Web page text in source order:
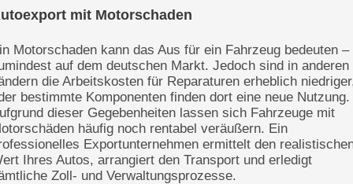
mit Motorschaden
Motorschaden kann das Aus für ein Fahrzeug bedeuten –
auf dem deutschen Markt. Jedoch sind in anderen
die Arbeitskosten für Reparaturen erheblich
bestimmte Komponenten finden dort eine neue Nutzung.
dieser Gegebenheiten lassen sich Fahrzeuge mit
häufig noch rentabel veräußern. Ein
Exportunternehmen ermittelt den
Ihres Autos, arrangiert den Transport und erledigt
Zoll- und Verwaltungsprozesse.